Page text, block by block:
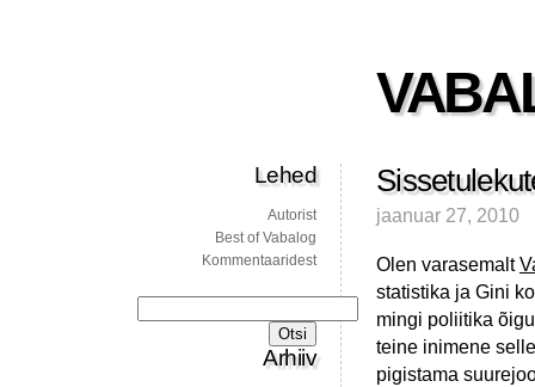
jaanuar 27, 2010
Olen varasemalt
statistika ja Gini
mingi poliitika
teine inimene
pigistama
Lehed
Autorist
Best of Vabalog
Kommentaaridest
Arhiiv